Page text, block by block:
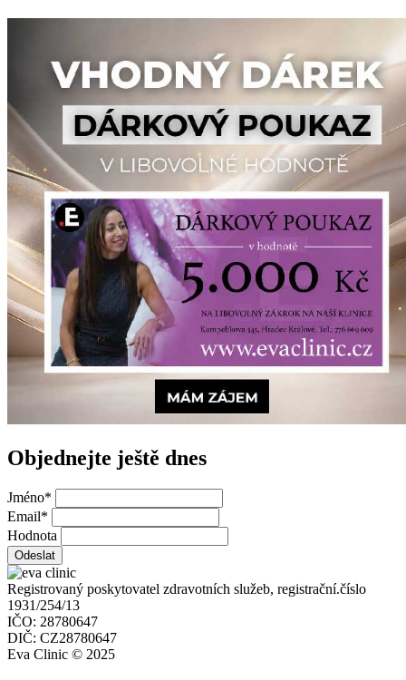
Objednejte ještě dnes
Jméno*
Email*
Hodnota
Odeslat
Registrovaný poskytovatel zdravotních služeb, registrační.číslo
1931/254/13
IČO: 28780647
DIČ: CZ28780647
Eva Clinic © 2025